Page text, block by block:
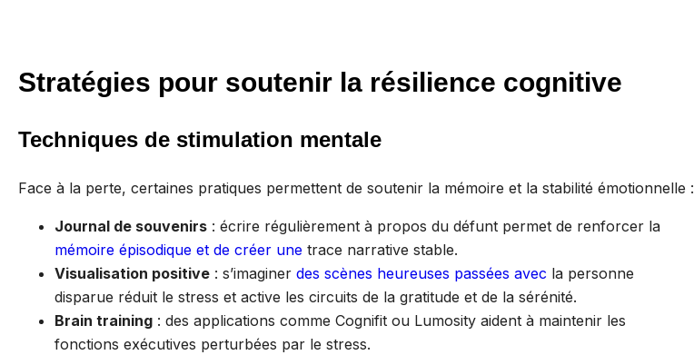
Stratégies pour soutenir la résilience cognitive
Techniques de stimulation mentale
Face à la perte, certaines pratiques permettent de soutenir la mémoire et la stabilité émotionnelle :
Journal de souvenirs : écrire régulièrement à propos du défunt permet de renforcer la
mémoire épisodique et de créer une trace narrative stable.
Visualisation positive : s’imaginer des scènes heureuses passées avec la personne
disparue réduit le stress et active les circuits de la gratitude et de la sérénité.
Brain training : des applications comme Cognifit ou Lumosity aident à maintenir les
fonctions exécutives perturbées par le stress.